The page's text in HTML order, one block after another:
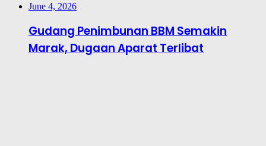
June 4, 2026
Gudang Penimbunan BBM Semakin
Marak, Dugaan Aparat Terlibat